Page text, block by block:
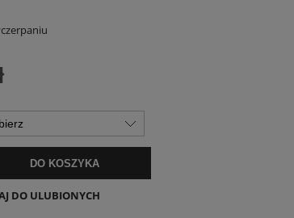
Lniane Zenora Białe
169,00 zł
DO KOSZYKA
DO KOSZYKA
DO ULUBIONYCH